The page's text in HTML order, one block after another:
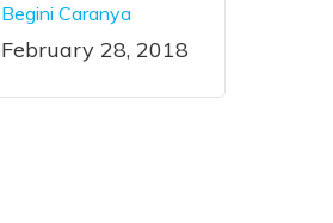
Begini Caranya
February 28, 2018